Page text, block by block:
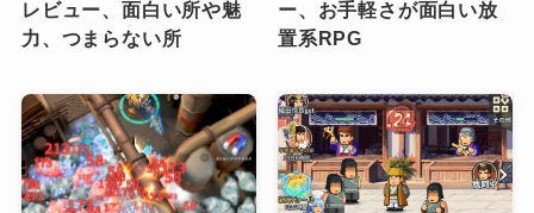
レビュー、面白い所や魅
力、つまらない所
ー、お手軽さが面白い放
置系RPG